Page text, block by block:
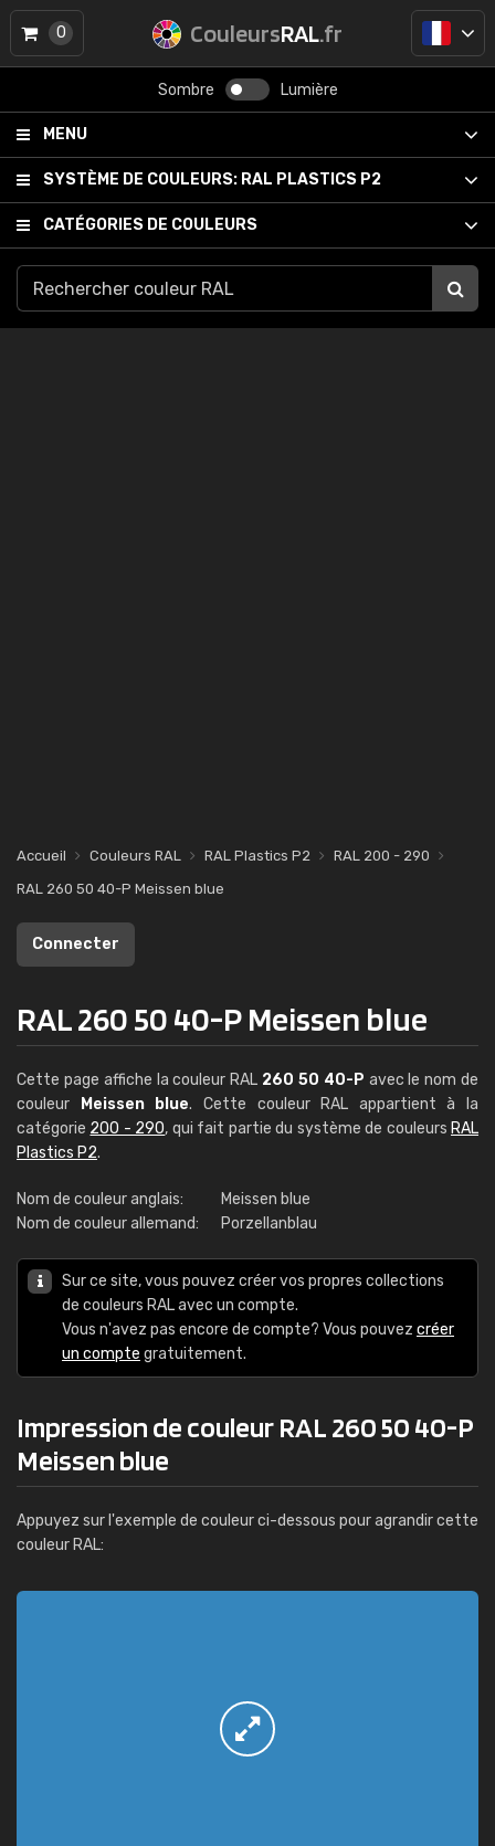
CouleursRAL.fr
Sombre Lumière
MENU
SYSTÈME DE COULEURS: RAL PLASTICS P2
CATÉGORIES DE COULEURS
0
Accueil Couleurs RAL RAL Plastics P2
RAL 200 - 290
RAL 260 50 40-P Meissen blue
Connecter
RAL 260 50 40-P Meissen blue
Cette page affiche la couleur RAL 260 50 40-P avec le nom de
couleur
Meissen blue. Cette couleur RAL appartient à la
catégorie 200 - 290, qui fait partie du système de couleurs RAL
Plastics P2.
Nom de couleur anglais:
Meissen blue
Nom de couleur allemand:
Porzellanblau
Sur ce site, vous pouvez créer vos propres collections
de couleurs RAL avec un compte.
Vous n'avez pas encore de compte? Vous pouvez créer
un compte gratuitement.
Impression de couleur RAL 260 50 40-P
Meissen blue
Appuyez sur l'exemple de couleur ci-dessous pour agrandir cette
couleur RAL: